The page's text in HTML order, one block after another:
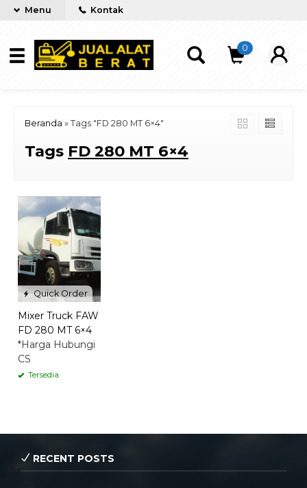
Menu Kontak
0
Beranda » Tags "FD 280 MT 6×4"
Tags FD 280 MT 6×4
Quick Order
Mixer Truck FAW
FD 280 MT 6×4
*Harga Hubungi
CS
Tersedia
RECENT POSTS